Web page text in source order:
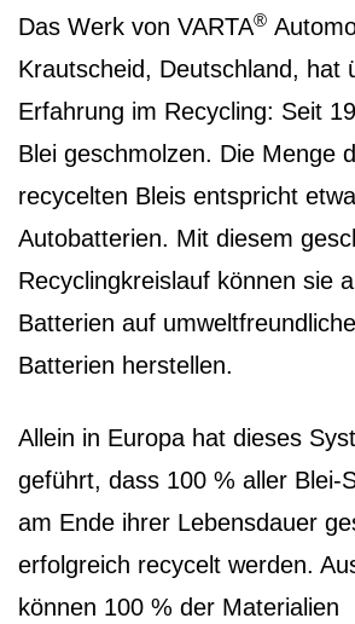
Das Werk von VARTA®
Krautscheid, Deutschland, hat
Erfahrung im Recycling: Seit
Blei geschmolzen. Die Menge
recycelten Bleis entspricht
Autobatterien. Mit diesem
Recyclingkreislauf können sie
Batterien auf
Batterien herstellen.
Allein in Europa hat dieses
geführt, dass 100 % aller Blei-
am Ende ihrer Lebensdauer
erfolgreich recycelt werden.
können 100 % der Materialien